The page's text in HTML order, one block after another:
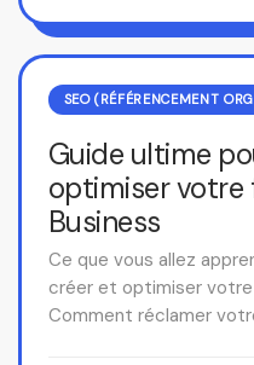
SEO (RÉFÉRENCEMENT
Guide ultime
optimiser votre
Business
Ce que vous allez
créer et optimiser votre
Comment réclamer